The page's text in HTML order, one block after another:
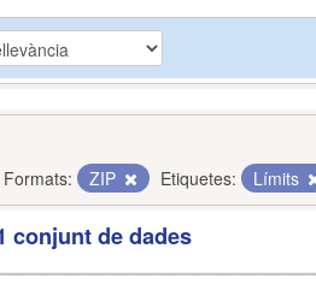
Formats: ZIP Etiquetes: Límits
conjunt de dades